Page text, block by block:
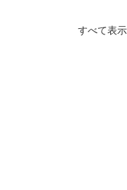
すべて表示